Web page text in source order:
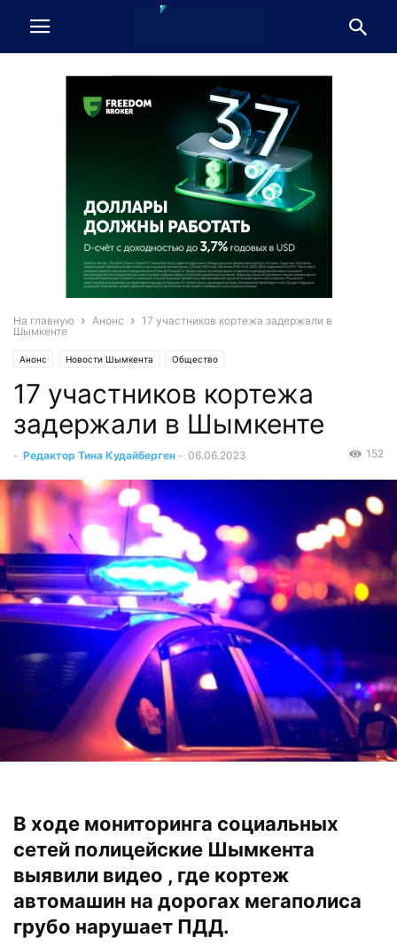
На главную Анонс
17 участников кортежа задержали в
Шымкенте
Анонс Новости Шымкента Общество
17 участников кортежа
задержали в Шымкенте
- Редактор Тина Кудайберген - 06.06.2023 152
В ходе мониторинга социальных
сетей полицейские Шымкента
выявили видео , где кортеж
автомашин на дорогах мегаполиса
грубо нарушает ПДД.